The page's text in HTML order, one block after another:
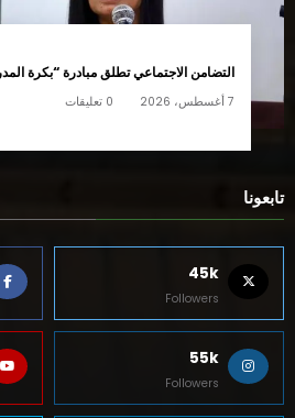
التضامن الاجتماعي تطلق مبادرة “بكرة
7 أغسطس، 2026 0 تعليقات
تابعونا
45k
Followers
55k
Followers